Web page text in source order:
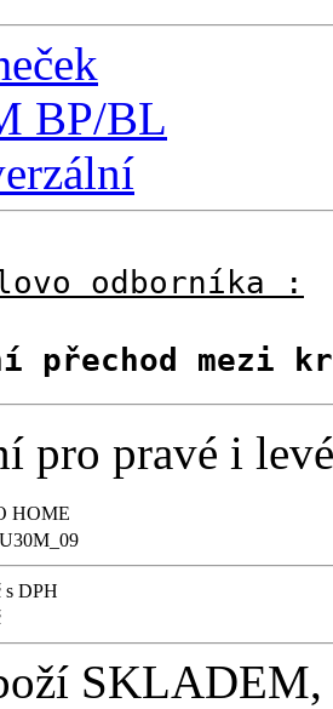
odborníka :
přechod mezi
pro pravé i
HOME
s DPH
SKLADEM,